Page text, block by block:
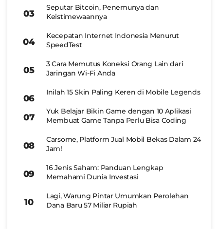
Seputar Bitcoin, Penemunya dan
Keistimewaannya
Kecepatan Internet Indonesia Menurut
SpeedTest
3 Cara Memutus Koneksi Orang Lain dari
Jaringan Wi-Fi Anda
Inilah 15 Skin Paling Keren di Mobile Legends
Yuk Belajar Bikin Game dengan 10 Aplikasi
Membuat Game Tanpa Perlu Bisa Coding
Carsome, Platform Jual Mobil Bekas Dalam 24
Jam!
16 Jenis Saham: Panduan Lengkap
Memahami Dunia Investasi
Lagi, Warung Pintar Umumkan Perolehan
Dana Baru 57 Miliar Rupiah